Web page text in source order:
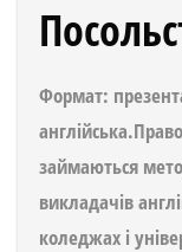
Формат:
займаються
викладачів
коледжах і